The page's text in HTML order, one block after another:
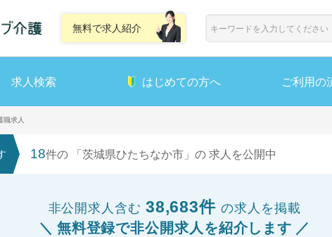
無料で求人紹介
求人検索 はじめての方へ ご利用の
職求人
18件の 「茨城県ひたちなか市」の 求人を公開中
非公開求人含む 38,683件 の求人を掲載
無料登録で非公開求人を紹介します